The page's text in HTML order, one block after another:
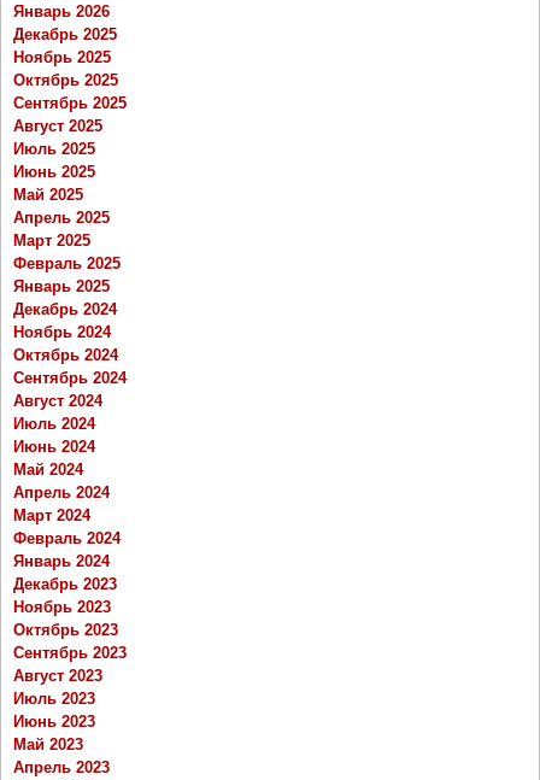
Январь 2026
Декабрь 2025
Ноябрь 2025
Октябрь 2025
Сентябрь 2025
Август 2025
Июль 2025
Июнь 2025
Май 2025
Апрель 2025
Март 2025
Февраль 2025
Январь 2025
Декабрь 2024
Ноябрь 2024
Октябрь 2024
Сентябрь 2024
Август 2024
Июль 2024
Июнь 2024
Май 2024
Апрель 2024
Март 2024
Февраль 2024
Январь 2024
Декабрь 2023
Ноябрь 2023
Октябрь 2023
Сентябрь 2023
Август 2023
Июль 2023
Июнь 2023
Май 2023
Апрель 2023